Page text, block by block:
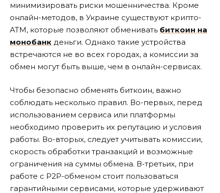
минимизировать риски мошенничества. Кроме
онлайн-методов, в Украине существуют крипто-
ATM, которые позволяют обменивать биткоин на
монобанк деньги. Однако такие устройства
встречаются не во всех городах, а комиссии за
обмен могут быть выше, чем в онлайн-сервисах.
Чтобы безопасно обменять биткоин, важно
соблюдать несколько правил. Во-первых, перед
использованием сервиса или платформы
необходимо проверить их репутацию и условия
работы. Во-вторых, следует учитывать комиссии,
скорость обработки транзакций и возможные
ограничения на суммы обмена. В-третьих, при
работе с P2P-обменом стоит пользоваться
гарантийными сервисами, которые удерживают